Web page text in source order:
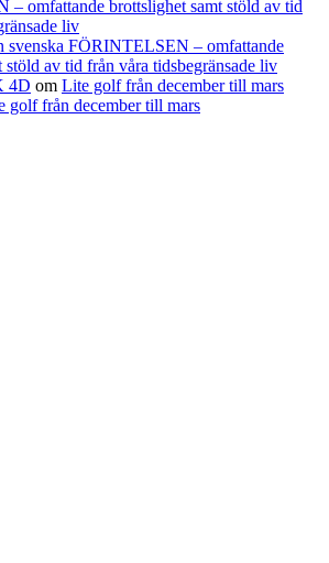
omfattande brottslighet samt stöld av tid
liv
svenska FÖRINTELSEN – omfattande
stöld av tid från våra tidsbegränsade liv
4D om Lite golf från december till mars
golf från december till mars